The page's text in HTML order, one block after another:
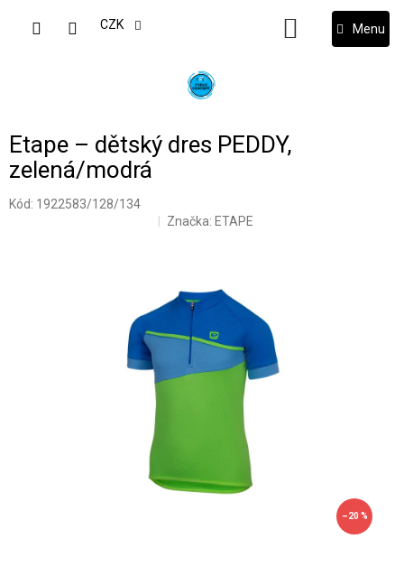
CZK
NÁKUPNÍ
KOŠÍK
Etape – dětský dres PEDDY,
zelená/modrá
Kód: 1922583/128/134
Značka: ETAPE
–20 %